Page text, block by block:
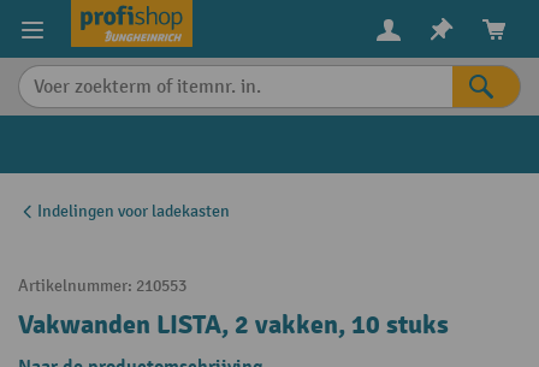
content
Indelingen voor ladekasten
Artikelnummer: 210553
Vakwanden LISTA, 2 vakken, 10 stuks